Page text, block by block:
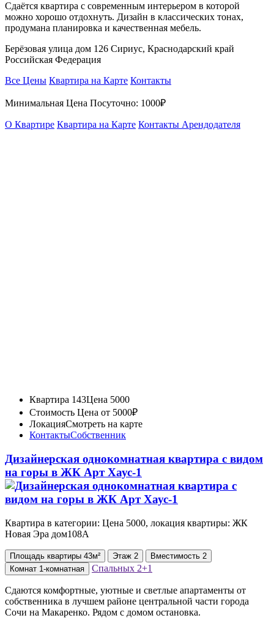
Сдаётся квартира с современным интерьером в которой
можно хорошо отдохнуть. Дизайн в классических тонах,
продумана планировка и качественная мебель.
Берёзовая улица дом 126 Сириус, Краснодарский край
Российская Федерация
Все Цены Квартира на Карте Контакты
Минимальная Цена Посуточно: 1000₽
О Квартире Квартира на Карте Контакты Арендодателя
Квартира 143Цена 5000
Стоимость Цена от 5000₽
ЛокацияСмотреть на карте
КонтактыСобственник
Дизайнерская однокомнатная квартира с видом
на горы в ЖК Арт Хаус-1
Квартира в категории: Цена 5000, локация квартиры: ЖК
Новая Эра дом108А
Площадь квартиры 43м² Этаж 2 Вместимость 2
Комнат 1-комнатная Спальных 2+1
Сдаются комфортные, уютные и светлые апартаменты от
собственника в лучшем районе центральной части города
Сочи на Макаренко. Рядом с домом остановка.